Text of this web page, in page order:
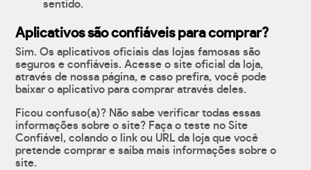
sentido.
Aplicativos são confiáveis para comprar?
Sim. Os aplicativos oficiais das lojas famosas são
seguros e confiáveis. Acesse o site oficial da loja,
através de nossa página, e caso prefira, você pode
baixar o aplicativo para comprar através deles.
Ficou confuso(a)? Não sabe verificar todas essas
informações sobre o site? Faça o teste no Site
Confiável, colando o link ou URL da loja que você
pretende comprar e saiba mais informações sobre o
site.